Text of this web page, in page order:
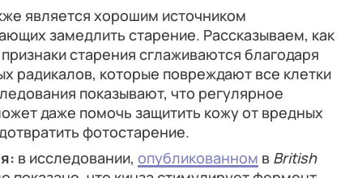
является хорошим источником
замедлить старение. Рассказываем, как
старения сглаживаются благодаря
радикалов, которые повреждают все клетки
показывают, что регулярное
даже помочь защитить кожу от вредных
фотостарение.
в исследовании, опубликованном в British